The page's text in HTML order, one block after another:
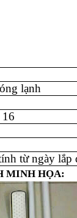
lạnh
từ ngày lắp
MINH HỌA: